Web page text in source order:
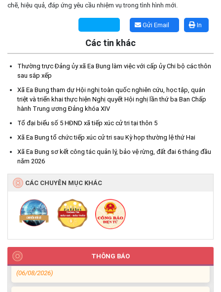
chẽ, hiệu quả, đáp ứng yêu cầu nhiệm vụ trong tình hình mới.
In
Gửi Email
Các tin khác
Thường trực Đảng ủy xã Ea Bung làm việc với cấp ủy Chi bộ các thôn
sau sắp xếp
Xã Ea Bung tham dự Hội nghị toàn quốc nghiên cứu, học tập, quán
triệt và triển khai thực hiện Nghị quyết Hội nghị lần thứ ba Ban Chấp
hành Trung ương Đảng khóa XIV
Tổ đại biểu số 5 HĐND xã tiếp xúc cử tri tại thôn 5
Xã Ea Bung tổ chức tiếp xúc cử tri sau Kỳ họp thường lệ thứ Hai
Xã Ea Bung sơ kết công tác quản lý, bảo vệ rừng, đất đai 6 tháng đầu
năm 2026
CÁC CHUYÊN MỤC KHÁC
THÔNG BÁO
Xã Ea Bung tổ chức Lễ mít tinh phát động hưởng ứng Ngày An
ninh mạng Việt Nam năm 2026
(06/08/2026)
UBND xã Ea Bung thông báo về tìm chủ sở hữu cá thể động vật
hoang dã
(06/08/2026)
UBND xã Ea Bung thông báo về tìm chủ sở hữu cá thể động vật
hoang dã
(06/08/2026)